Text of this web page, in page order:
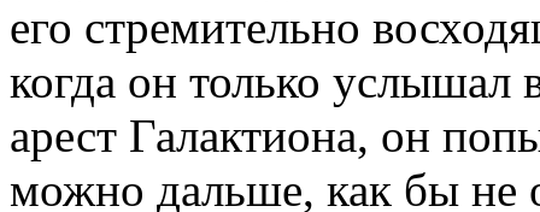
его стремительно
когда он только услышал
арест Галактиона, он
можно дальше, как бы не